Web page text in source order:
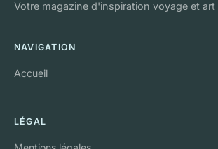
Votre magazine d'inspiration voyage et
NAVIGATION
Accueil
LÉGAL